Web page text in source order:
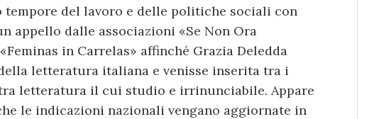
del lavoro e delle politiche sociali con
appello dalle associazioni «Se Non Ora
in Carrelas» affinché Grazia Deledda
letteratura italiana e venisse inserita tra i
letteratura il cui studio e irrinunciabile. Appare
le indicazioni nazionali vengano aggiornate in